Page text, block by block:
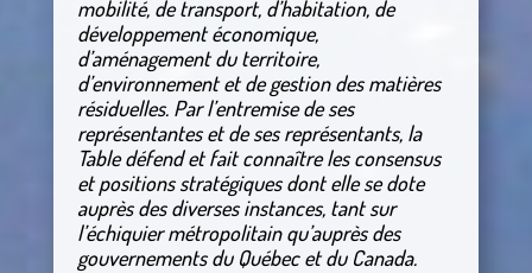
mobilité, de transport, d’habitation, de
développement économique,
d’aménagement du territoire,
d’environnement et de gestion des matières
résiduelles. Par l’entremise de ses
représentantes et de ses représentants, la
Table défend et fait connaître les consensus
et positions stratégiques dont elle se dote
auprès des diverses instances, tant sur
l’échiquier métropolitain qu’auprès des
gouvernements du Québec et du Canada.